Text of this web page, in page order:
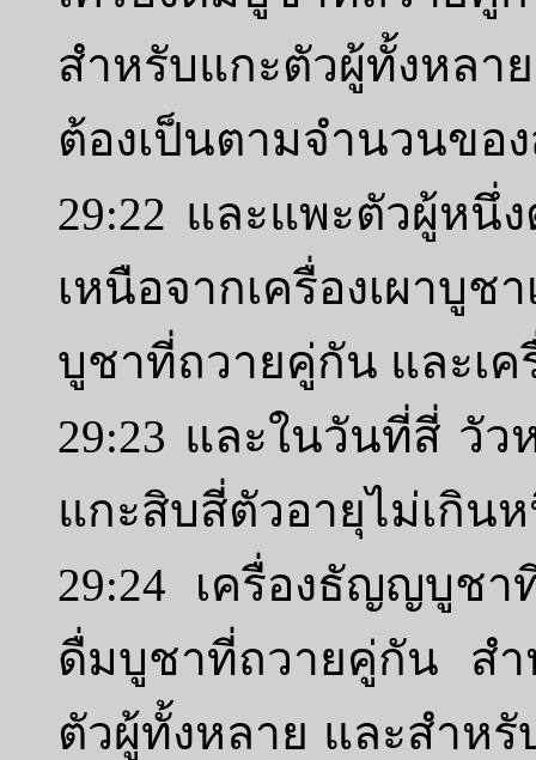
สำหรับแกะตัวผู้ทั้งหล
ต้องเป็นตามจำนวนข
29:22 และแพะตัวผู้หนึ่
เหนือจากเครื่องเผา
บูชาที่ถวายคู่กัน และเ
29:23 และในวันที่สี่ วั
แกะสิบสี่ตัวอายุไม่เกิน
29:24 เครื่องธัญญบูชา
ดื่มบูชาที่ถวายคู่กัน สำ
ตัวผู้ทั้งหลาย และสำห